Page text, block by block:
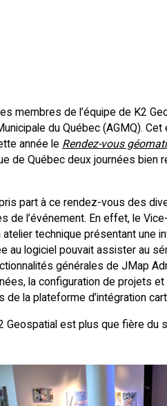
membres de l’équipe de K2
du Québec (AGMQ).
année le Rendez-vous
de Québec deux journées
part à ce rendez-vous des
de l’événement. En effet, le
technique présentant une
au logiciel pouvait assister au
générales de JMap
la configuration de projets
la plateforme d’intégration
Geospatial est plus que fière du